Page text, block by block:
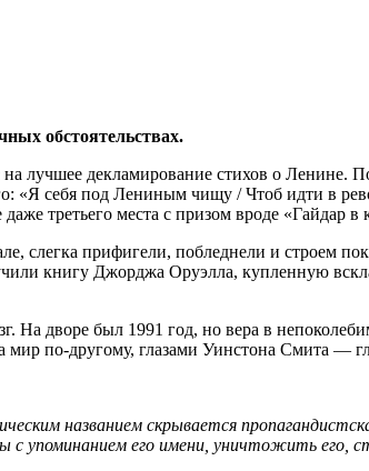
обстоятельствах.
лучшее декламирование стихов о Ленине.
«Я себя под Лениным чищу / Чтоб идти в
третьего места с призом вроде «Гайдар в
слегка прифигели, побледнели и строем
книгу Джорджа Оруэлла, купленную
На дворе был 1991 год, но вера в
по-другому, глазами Уинстона Смита —
названием скрывается
с упоминанием его имени, уничтожить его,